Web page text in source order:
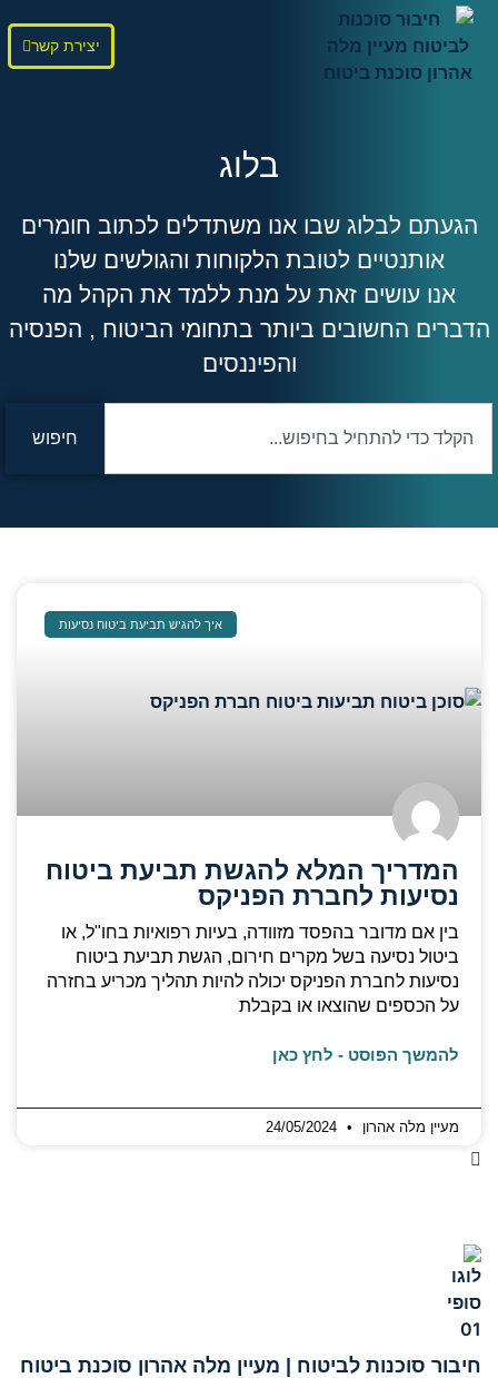
יצירת קשר
בלוג
הגעתם לבלוג שבו אנו משתדלים לכתוב חומרים
אותנטיים לטובת הלקוחות והגולשים שלנו
אנו עושים זאת על מנת ללמד את הקהל מה
הדברים החשובים ביותר בתחומי הביטוח , הפנסיה
והפיננסים
חיפוש
איך להגיש תביעת ביטוח נסיעות
המדריך המלא להגשת תביעת ביטוח
נסיעות לחברת הפניקס
בין אם מדובר בהפסד מזוודה, בעיות רפואיות בחו"ל, או
ביטול נסיעה בשל מקרים חירום, הגשת תביעת ביטוח
נסיעות לחברת הפניקס יכולה להיות תהליך מכריע בחזרה
על הכספים שהוצאו או בקבלת
להמשך הפוסט - לחץ כאן
מעיין מלה אהרון
חיבור סוכנות לביטוח | מעיין מלה אהרון סוכנת ביטוח